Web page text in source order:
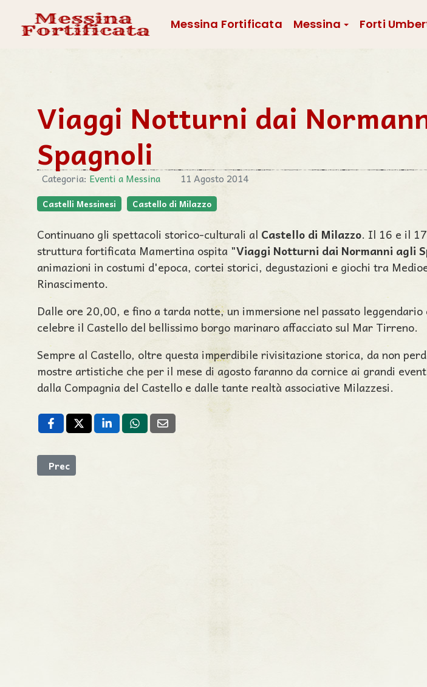
Messina Fortificata Messina Forti
Viaggi Notturni dai
Spagnoli
Categoria: Eventi a Messina 11 Agosto 2014
Castelli Messinesi Castello di Milazzo
Continuano gli spettacoli storico-culturali al Castello di Milazzo. Il 16 e il
struttura fortificata Mamertina ospita "Viaggi Notturni dai Normanni agli
animazioni in costumi d'epoca, cortei storici, degustazioni e giochi tra
Rinascimento.
Dalle ore 20,00, e fino a tarda notte, un immersione nel passato leggendario
celebre il Castello del bellissimo borgo marinaro affacciato sul Mar Tirreno.
Sempre al Castello, oltre questa imperdibile rivisitazione storica, da non
mostre artistiche che per il mese di agosto faranno da cornice ai grandi
dalla Compagnia del Castello e dalle tante realtà associative Milazzesi.
Articolo precedente: Bus & Trekking - Il Calendario 2018
Prec